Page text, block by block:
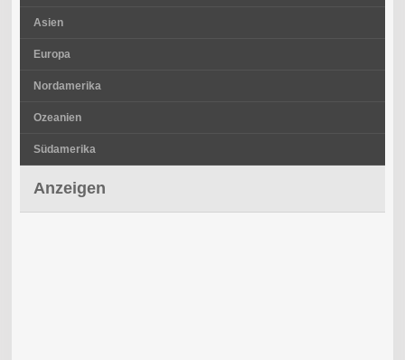
Asien
Europa
Nordamerika
Ozeanien
Südamerika
Anzeigen